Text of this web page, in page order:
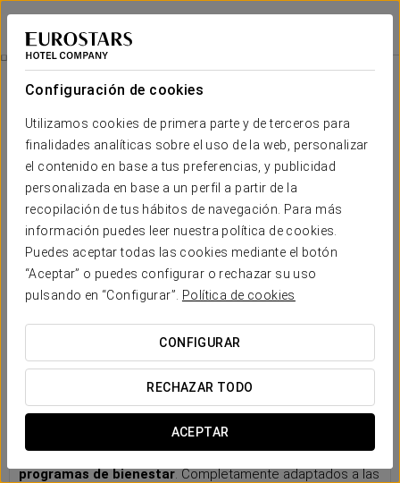
Configuración de cookies
Utilizamos cookies de primera parte y de terceros para
finalidades analíticas sobre el uso de la web, personalizar
el contenido en base a tus preferencias, y publicidad
personalizada en base a un perfil a partir de la
recopilación de tus hábitos de navegación. Para más
información puedes leer nuestra política de cookies.
Puedes aceptar todas las cookies mediante el botón
“Aceptar” o puedes configurar o rechazar su uso
pulsando en “Configurar”.
Política de cookies
CONFIGURAR
RECHAZAR TODO
ACEPTAR
Eurostars Madrid Gran Vía
MADRID
Wellness
Masajes
Esta es tu estación de recarga personal. Tómate su tiempo
para regenerar y elevar tu rendimiento con nuestros
programas de bienestar. Completamente adaptados a las